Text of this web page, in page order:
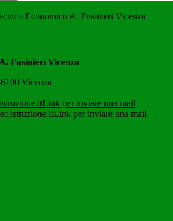
Economico A. Fusinieri Vicenza
Fusinieri Vicenza
Vicenza
Link per inviare una mail
Link per inviare una mail